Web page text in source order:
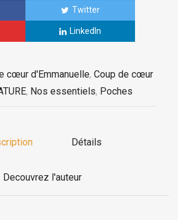
Twitter
LinkedIn
cœur d'Emmanuelle, Coup de cœur
, Nos essentiels, Poches
Détails
Decouvrez l'auteur